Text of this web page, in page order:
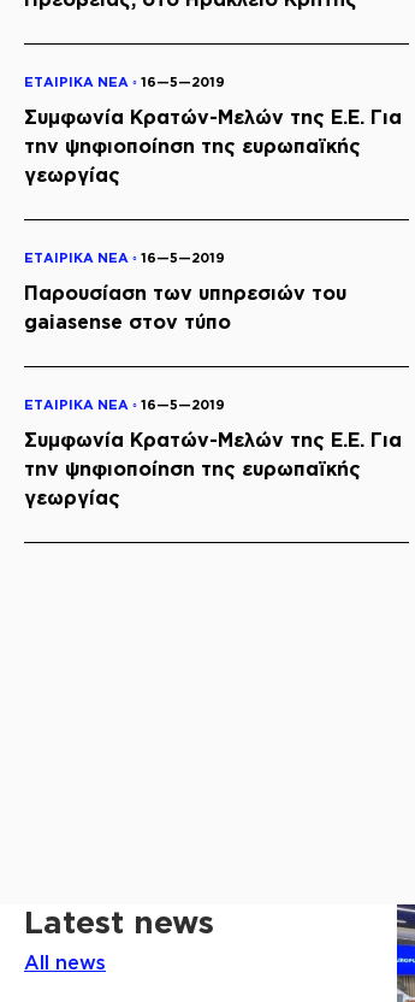
ΕΤΑΙΡΙΚΑ ΝΕΑ ◦ 16—5—2019
Συμφωνία Κρατών-Μελών της Ε.Ε. Για
την ψηφιοποίηση της ευρωπαϊκής
γεωργίας
ΕΤΑΙΡΙΚΑ ΝΕΑ ◦ 16—5—2019
Παρουσίαση των υπηρεσιών του
gaiasense στον τύπο
ΕΤΑΙΡΙΚΑ ΝΕΑ ◦ 16—5—2019
Συμφωνία Κρατών-Μελών της Ε.Ε. Για
την ψηφιοποίηση της ευρωπαϊκής
γεωργίας
Latest news
All news